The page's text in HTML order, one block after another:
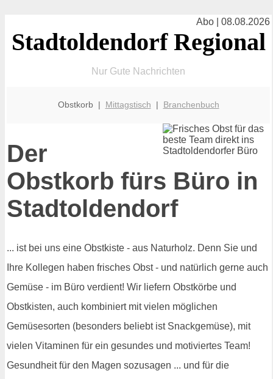
Abo | 08.08.2026
Stadtoldendorf Regional
Nur Gute Nachrichten
Obstkorb | Mittagstisch | Branchenbuch
Der
Obstkorb fürs Büro in
Stadtoldendorf
... ist bei uns eine Obstkiste - aus Naturholz. Denn Sie und
Ihre Kollegen haben frisches Obst - und natürlich gerne auch
Gemüse - im Büro verdient! Wir liefern Obstkörbe und
Obstkisten, auch kombiniert mit vielen möglichen
Gemüsesorten (besonders beliebt ist Snackgemüse), mit
vielen Vitaminen für ein gesundes und motiviertes Team!
Gesundheit für den Magen sozusagen ... und für die